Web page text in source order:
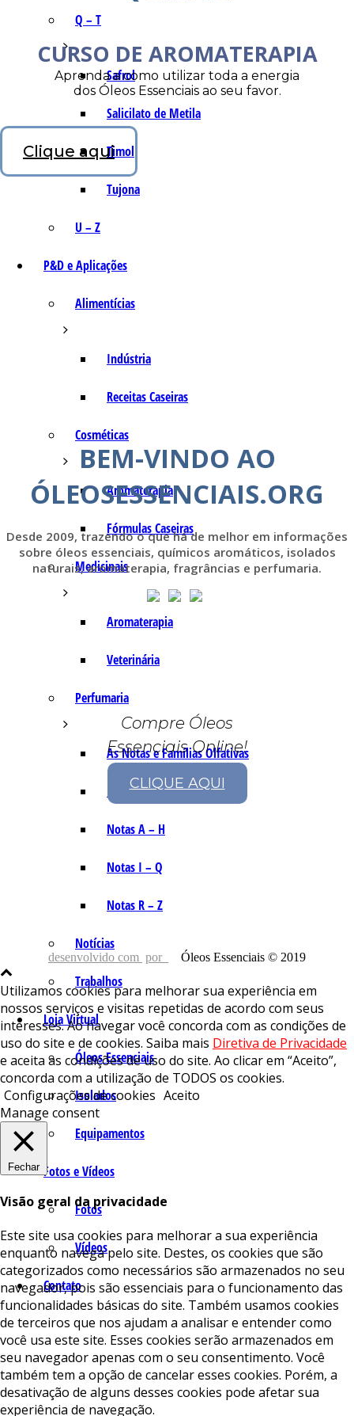
Q – T
Safrol
Salicilato de Metila
Timol
Tujona
U – Z
P&D e Aplicações
Alimentícias
Indústria
Receitas Caseiras
Cosméticas
Aromaterapia
Fórmulas Caseiras
Medicinais
Aromaterapia
Veterinária
Perfumaria
As Notas e Famílias Olfativas
Marketing Olfativo
Notas A – H
Notas I – Q
Notas R – Z
Notícias
Trabalhos
Loja Virtual
Óleos Essenciais
Isolados
Equipamentos
Fotos e Vídeos
Fotos
Vídeos
Contato
CURSO DE AROMATERAPIA
Aprenda a como utilizar toda a energia
dos Óleos Essenciais ao seu favor.
Clique aqui
BEM-VINDO AO
ÓLEOSESSENCIAIS.ORG
Desde 2009, trazendo o que há de melhor em informações
sobre óleos essenciais, químicos aromáticos, isolados
naturais, aromaterapia, fragrâncias e perfumaria.
Compre Óleos
Essenciais Online!
CLIQUE AQUI
desenvolvido com por Óleos Essenciais © 2019
Utilizamos cookies para melhorar sua experiência em
nossos serviços e visitas repetidas de acordo com seus
interesses. Ao navegar você concorda com as condições de
uso do site e de cookies. Saiba mais Diretiva de Privacidade
e aceita as condições de uso do site. Ao clicar em “Aceito”,
concorda com a utilização de TODOS os cookies.
Configurações de cookies Aceito
Manage consent
Fechar
Visão geral da privacidade
Este site usa cookies para melhorar a sua experiência
enquanto navega pelo site. Destes, os cookies que são
categorizados como necessários são armazenados no seu
navegador, pois são essenciais para o funcionamento das
funcionalidades básicas do site. Também usamos cookies
de terceiros que nos ajudam a analisar e entender como
você usa este site. Esses cookies serão armazenados em
seu navegador apenas com o seu consentimento. Você
também tem a opção de cancelar esses cookies. Porém, a
desativação de alguns desses cookies pode afetar sua
experiência de navegação.